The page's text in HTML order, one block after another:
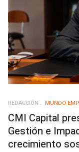
REDACCIÓN MUNDO
CMI Capital
Gestión e
crecimiento